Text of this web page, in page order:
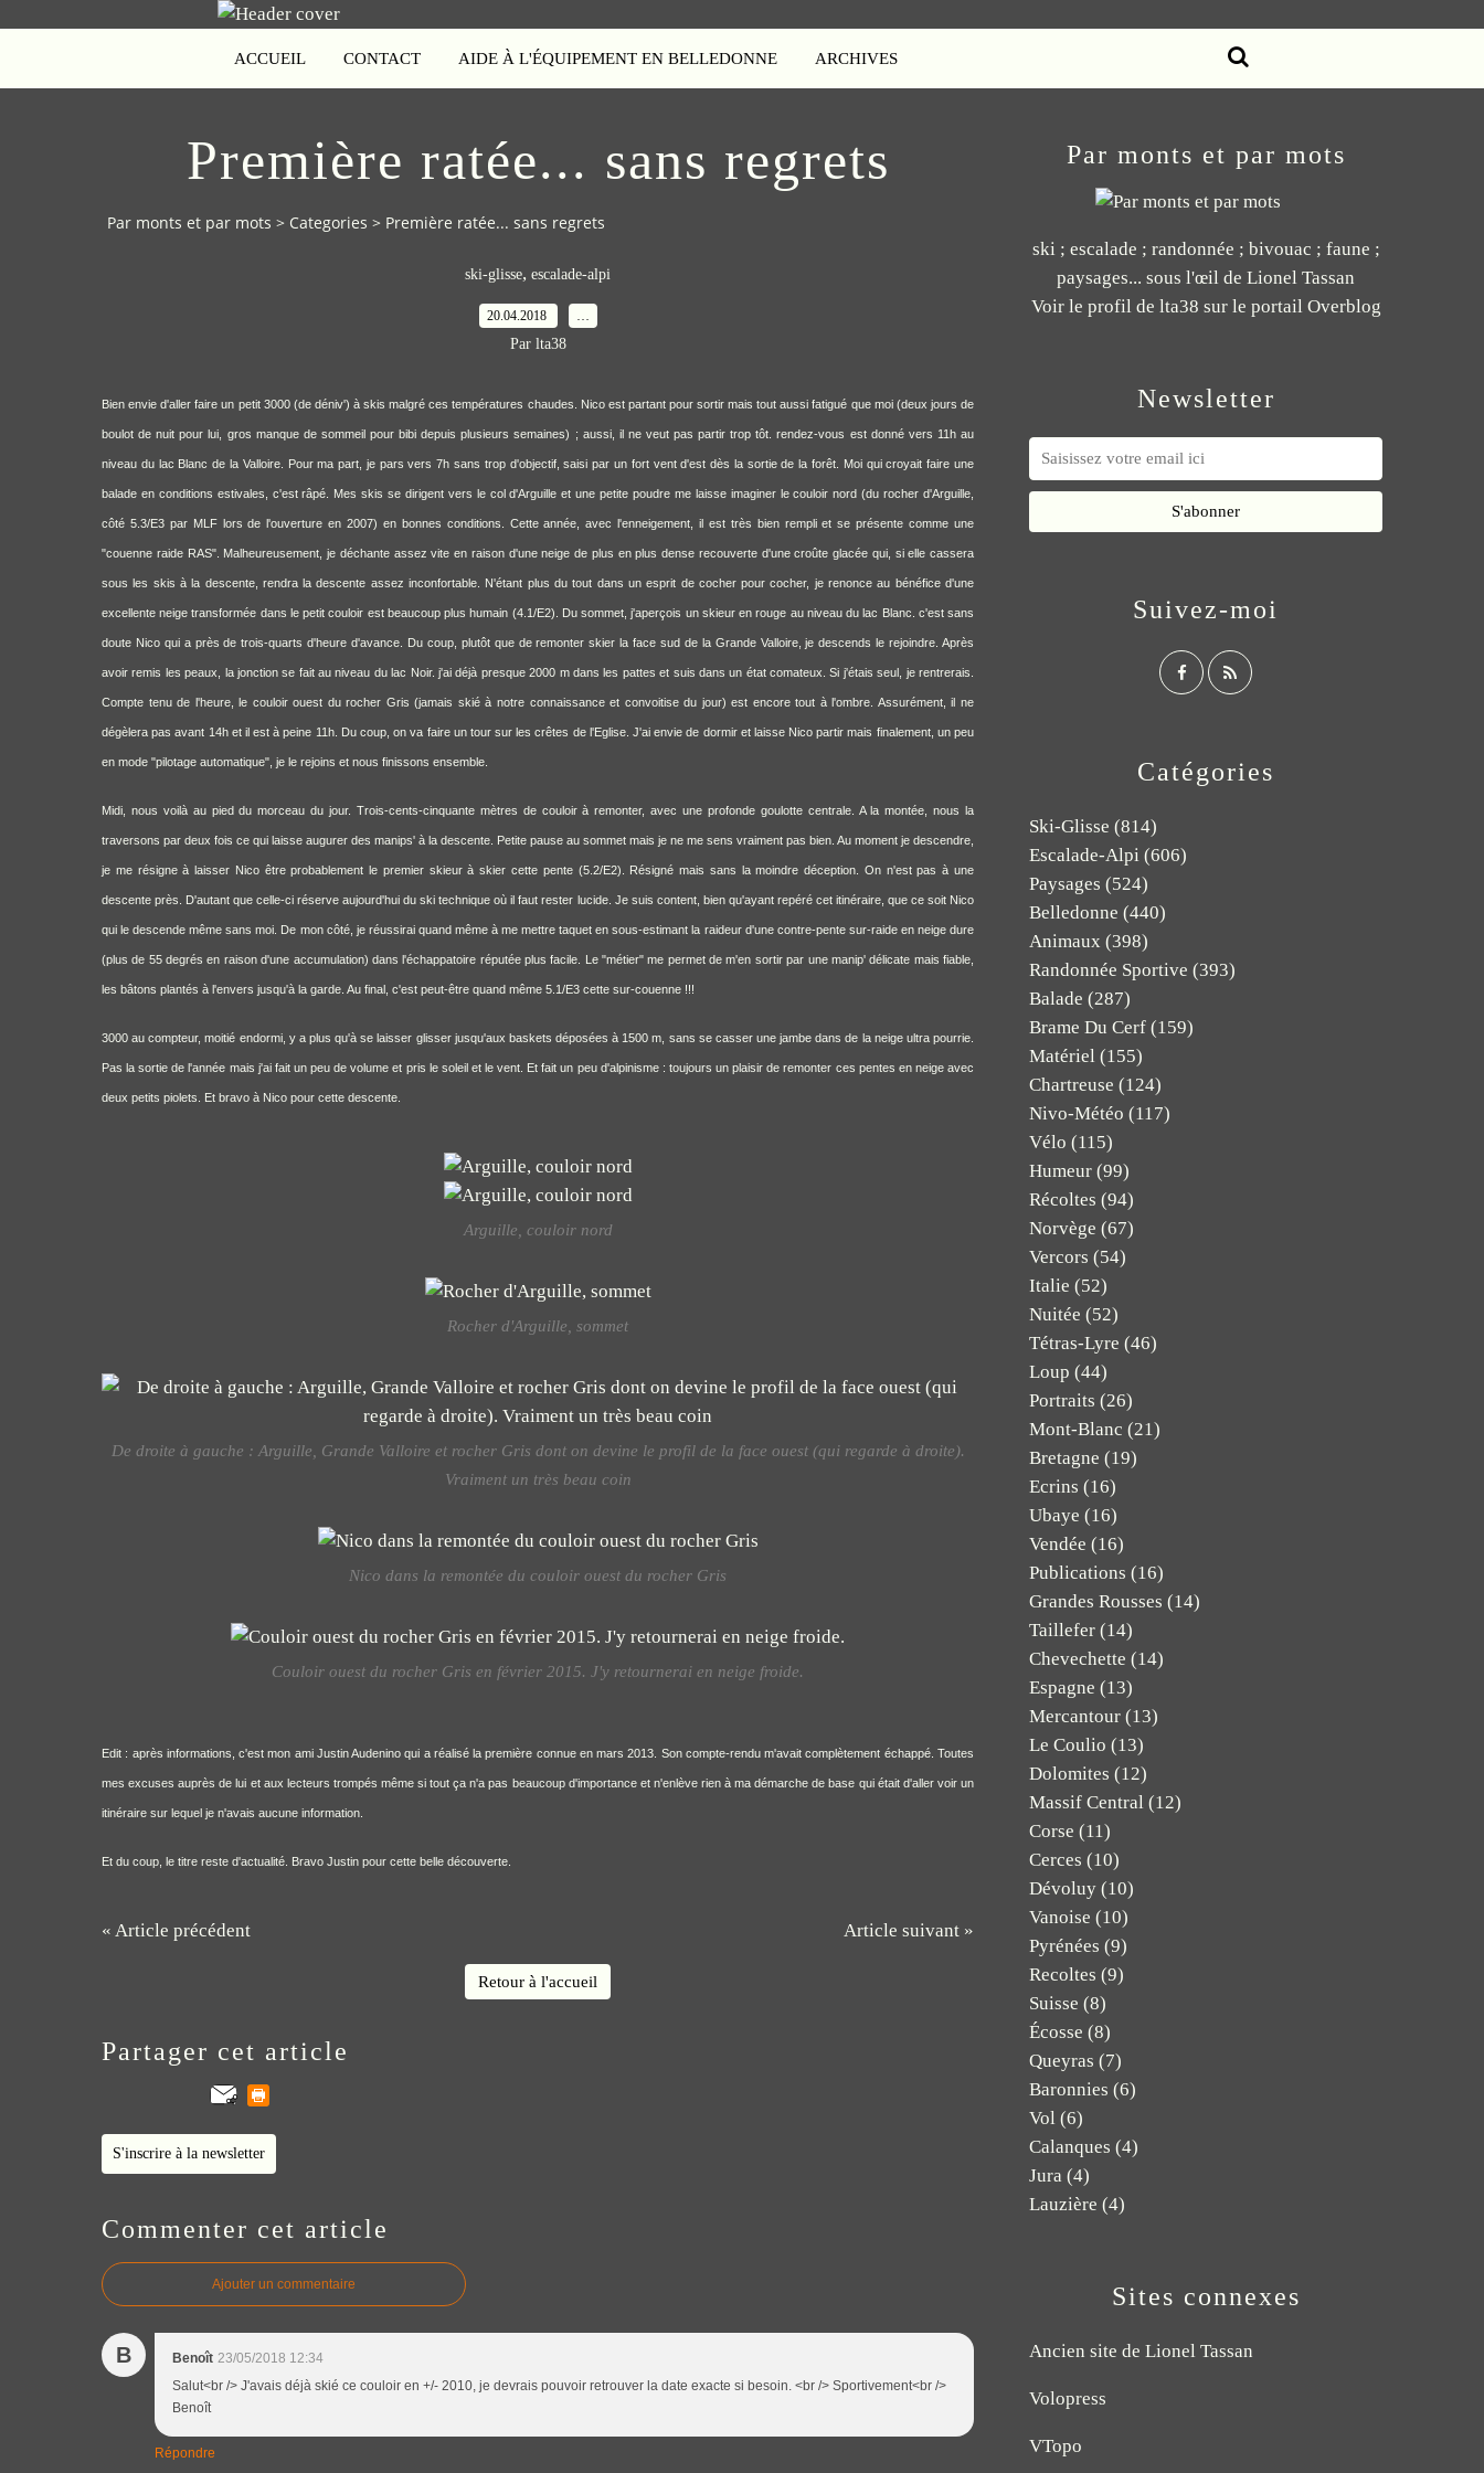
ACCUEIL CONTACT AIDE À L'ÉQUIPEMENT EN BELLEDONNE ARCHIVES
Première ratée... sans regrets
Par monts et par mots > Categories > Première ratée... sans regrets
ski-glisse, escalade-alpi
20.04.2018
Par lta38
Bien envie d'aller faire un petit 3000 (de déniv') à skis malgré ces températures chaudes. Nico est partant pour sortir mais tout aussi fatigué que moi (deux jours de
boulot de nuit pour lui, gros manque de sommeil pour bibi depuis plusieurs semaines) ; aussi, il ne veut pas partir trop tôt. rendez-vous est donné vers 11h au
niveau du lac Blanc de la Valloire. Pour ma part, je pars vers 7h sans trop d'objectif, saisi par un fort vent d'est dès la sortie de la forêt. Moi qui croyait faire une
balade en conditions estivales, c'est râpé. Mes skis se dirigent vers le col d'Arguille et une petite poudre me laisse imaginer le couloir nord (du rocher d'Arguille,
côté 5.3/E3 par MLF lors de l'ouverture en 2007) en bonnes conditions. Cette année, avec l'enneigement, il est très bien rempli et se présente comme une
"couenne raide RAS". Malheureusement, je déchante assez vite en raison d'une neige de plus en plus dense recouverte d'une croûte glacée qui, si elle cassera
sous les skis à la descente, rendra la descente assez inconfortable. N'étant plus du tout dans un esprit de cocher pour cocher, je renonce au bénéfice d'une
excellente neige transformée dans le petit couloir est beaucoup plus humain (4.1/E2). Du sommet, j'aperçois un skieur en rouge au niveau du lac Blanc. c'est sans
doute Nico qui a près de trois-quarts d'heure d'avance. Du coup, plutôt que de remonter skier la face sud de la Grande Valloire, je descends le rejoindre. Après
avoir remis les peaux, la jonction se fait au niveau du lac Noir. j'ai déjà presque 2000 m dans les pattes et suis dans un état comateux. Si j'étais seul, je rentrerais.
Compte tenu de l'heure, le couloir ouest du rocher Gris (jamais skié à notre connaissance et convoitise du jour) est encore tout à l'ombre. Assurément, il ne
dégèlera pas avant 14h et il est à peine 11h. Du coup, on va faire un tour sur les crêtes de l'Eglise. J'ai envie de dormir et laisse Nico partir mais finalement, un peu
en mode "pilotage automatique", je le rejoins et nous finissons ensemble.
Midi, nous voilà au pied du morceau du jour. Trois-cents-cinquante mètres de couloir à remonter, avec une profonde goulotte centrale. A la montée, nous la
traversons par deux fois ce qui laisse augurer des manips' à la descente. Petite pause au sommet mais je ne me sens vraiment pas bien. Au moment je descendre,
je me résigne à laisser Nico être probablement le premier skieur à skier cette pente (5.2/E2). Résigné mais sans la moindre déception. On n'est pas à une
descente près. D'autant que celle-ci réserve aujourd'hui du ski technique où il faut rester lucide. Je suis content, bien qu'ayant repéré cet itinéraire, que ce soit Nico
qui le descende même sans moi. De mon côté, je réussirai quand même à me mettre taquet en sous-estimant la raideur d'une contre-pente sur-raide en neige dure
(plus de 55 degrés en raison d'une accumulation) dans l'échappatoire réputée plus facile. Le "métier" me permet de m'en sortir par une manip' délicate mais fiable,
les bâtons plantés à l'envers jusqu'à la garde. Au final, c'est peut-être quand même 5.1/E3 cette sur-couenne !!!
3000 au compteur, moitié endormi, y a plus qu'à se laisser glisser jusqu'aux baskets déposées à 1500 m, sans se casser une jambe dans de la neige ultra pourrie.
Pas la sortie de l'année mais j'ai fait un peu de volume et pris le soleil et le vent. Et fait un peu d'alpinisme : toujours un plaisir de remonter ces pentes en neige avec
deux petits piolets. Et bravo à Nico pour cette descente.
Arguille, couloir nord
Rocher d'Arguille, sommet
De droite à gauche : Arguille, Grande Valloire et rocher Gris dont on devine le profil de la face ouest (qui regarde à droite).
Vraiment un très beau coin
Nico dans la remontée du couloir ouest du rocher Gris
Couloir ouest du rocher Gris en février 2015. J'y retournerai en neige froide.
Edit : après informations, c'est mon ami Justin Audenino qui a réalisé la première connue en mars 2013. Son compte-rendu m'avait complètement échappé. Toutes
mes excuses auprès de lui et aux lecteurs trompés même si tout ça n'a pas beaucoup d'importance et n'enlève rien à ma démarche de base qui était d'aller voir un
itinéraire sur lequel je n'avais aucune information.
Et du coup, le titre reste d'actualité. Bravo Justin pour cette belle découverte.
« Article précédent Article suivant »
Retour à l'accueil
Partager cet article
S'inscrire à la newsletter
Commenter cet article
Ajouter un commentaire
B Benoît 23/05/2018 12:34
Salut<br /> J'avais déjà skié ce couloir en +/- 2010, je devrais pouvoir retrouver la date exacte si besoin. <br /> Sportivement<br />
Benoît
Répondre
Newsletter
Catégories
Ski-Glisse (814)
Escalade-Alpi (606)
Paysages (524)
Belledonne (440)
Animaux (398)
Randonnée Sportive (393)
Balade (287)
Brame Du Cerf (159)
Matériel (155)
Chartreuse (124)
Nivo-Météo (117)
Vélo (115)
Humeur (99)
Récoltes (94)
Norvège (67)
Vercors (54)
Italie (52)
Nuitée (52)
Tétras-Lyre (46)
Loup (44)
Portraits (26)
Mont-Blanc (21)
Bretagne (19)
Ecrins (16)
Ubaye (16)
Vendée (16)
Publications (16)
Grandes Rousses (14)
Taillefer (14)
Chevechette (14)
Espagne (13)
Mercantour (13)
Le Coulio (13)
Dolomites (12)
Massif Central (12)
Corse (11)
Cerces (10)
Dévoluy (10)
Vanoise (10)
Pyrénées (9)
Recoltes (9)
Suisse (8)
Écosse (8)
Queyras (7)
Baronnies (6)
Vol (6)
Calanques (4)
Jura (4)
Lauzière (4)
Par monts et par mots
ski ; escalade ; randonnée ; bivouac ; faune ;
paysages... sous l'œil de Lionel Tassan
Voir le profil de lta38 sur le portail Overblog
Suivez-moi
Sites connexes
Ancien site de Lionel Tassan
Volopress
VTopo